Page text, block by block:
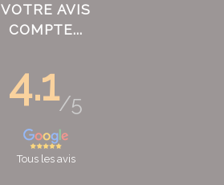
VOTRE AVIS
COMPTE...
4.1/5
Tous les avis